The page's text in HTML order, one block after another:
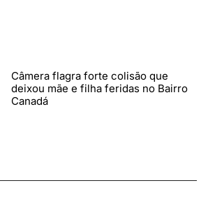
Câmera flagra forte colisão que
deixou mãe e filha feridas no Bairro
Canadá